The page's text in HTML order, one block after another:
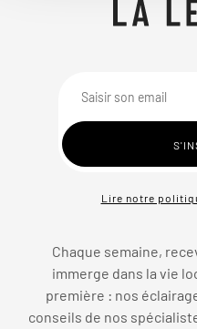
Lire notre
Chaque semaine,
immerge dans la vie
première : nos
conseils de nos